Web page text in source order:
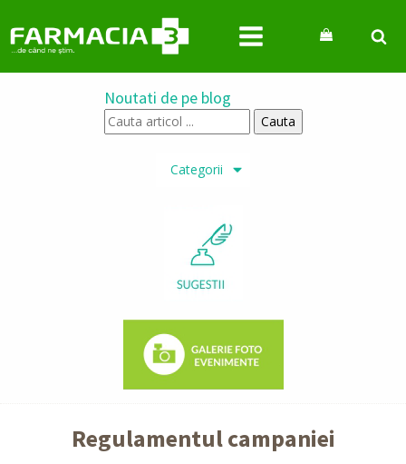
Noutati de pe blog
Cauta
articol
Categorii
Regulamentul campaniei